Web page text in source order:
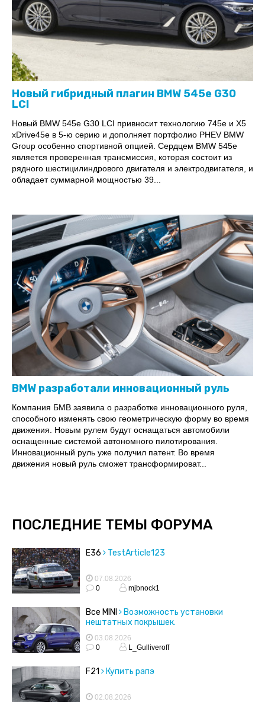
Новый гибридный плагин BMW 545e G30
LCI
Новый BMW 545e G30 LCI привносит технологию 745e и X5
xDrive45e в 5-ю серию и дополняет портфолио PHEV BMW
Group особенно спортивной опцией. Сердцем BMW 545e
является проверенная трансмиссия, которая состоит из
рядного шестицилиндрового двигателя и электродвигателя, и
обладает суммарной мощностью 39...
BMW разработали инновационный руль
Компания БМВ заявила о разработке инновационного руля,
способного изменять свою геометрическую форму во время
движения. Новым рулем будут оснащаться автомобили
оснащенные системой автономного пилотирования.
Инновационный руль уже получил патент. Во время
движения новый руль сможет трансформироват...
ПОСЛЕДНИЕ ТЕМЫ ФОРУМА
E36 TestArticle123
07.08.2026
0
mjbnock1
Все MINI
Возможность установки
нештатных покрышек.
03.08.2026
0
L_Gulliveroff
F21 Купить рапэ
02.08.2026